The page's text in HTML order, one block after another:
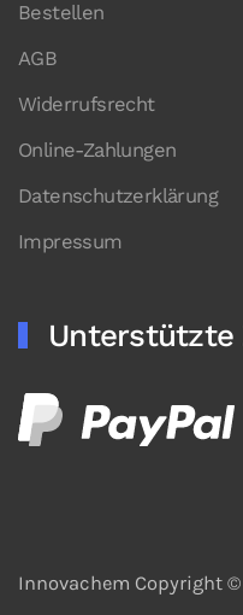
Bestellen
AGB
Widerrufsrecht
Online-Zahlungen
Datenschutzerklärung
Impressum
Unterstützte
Innovachem Copyright ©